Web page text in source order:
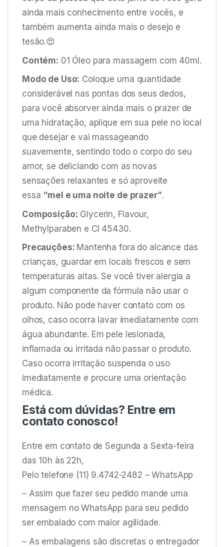
ainda mais conhecimento entre vocês, e
também aumenta ainda mais o desejo e
tesão.😍
Contém: 01 Óleo para massagem com 40ml.
Modo de Uso: Coloque uma quantidade
considerável nas pontas dos seus dedos,
para você absorver ainda mais o prazer de
uma hidratação, aplique em sua pele no local
que desejar e vai massageando
suavemente, sentindo todo o corpo do seu
amor, se deliciando com as novas
sensações relaxantes e só aproveite
essa “mel e uma noite de prazer”.
Composição: Glycerin, Flavour,
Methylparaben e CI 45430.
Precauções: Mantenha fora do alcance das
crianças, guardar em locais frescos e sem
temperaturas altas. Se você tiver alergia a
algum componente da fórmula não usar o
produto. Não pode haver contato com os
olhos, caso ocorra lavar imediatamente com
água abundante. Em pele lesionada,
inflamada ou irritada não passar o produto.
Caso ocorra irritação suspenda o uso
imediatamente e procure uma orientação
médica.
Está com dúvidas? Entre em
contato conosco!
Entre em contato de Segunda a Sexta-feira
das 10h às 22h,
Pelo telefone (11) 9.4742-2482 – WhatsApp
– Assim que fazer seu pedido mande uma
mensagem no WhatsApp para seu pedido
ser embalado com maior agilidade.
– As embalagens são discretas o entregador